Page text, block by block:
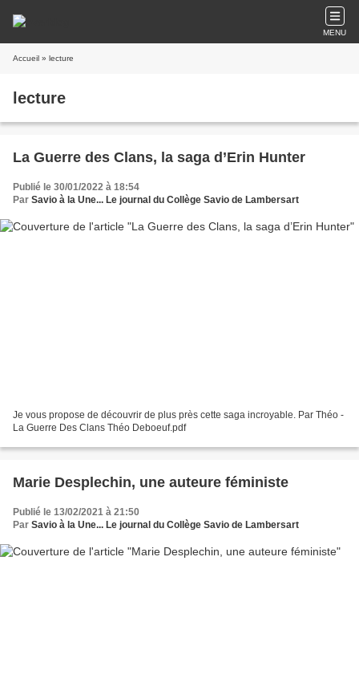
MENU
Accueil » lecture
lecture
La Guerre des Clans, la saga d’Erin Hunter
Publié le 30/01/2022 à 18:54
Par Savio à la Une... Le journal du Collège Savio de Lambersart
Je vous propose de découvrir de plus près cette saga incroyable. Par Théo -
La Guerre Des Clans Théo Deboeuf.pdf
Marie Desplechin, une auteure féministe
Publié le 13/02/2021 à 21:50
Par Savio à la Une... Le journal du Collège Savio de Lambersart